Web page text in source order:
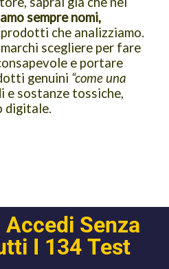
sempre nomi,
che analizziamo.
scegliere per fare
e portare
genuini “come una
e sostanze tossiche,
digitale.
Senza
I 134 Test​